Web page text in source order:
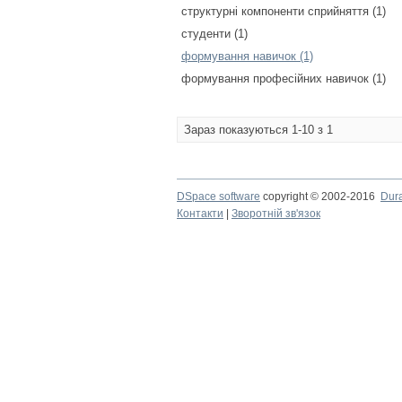
структурні компоненти сприйняття (1)
студенти (1)
формування навичок (1)
формування професійних навичок (1)
Зараз показуються 1-10 з 1
DSpace software copyright © 2002-2016
Контакти
Зворотній зв'язок